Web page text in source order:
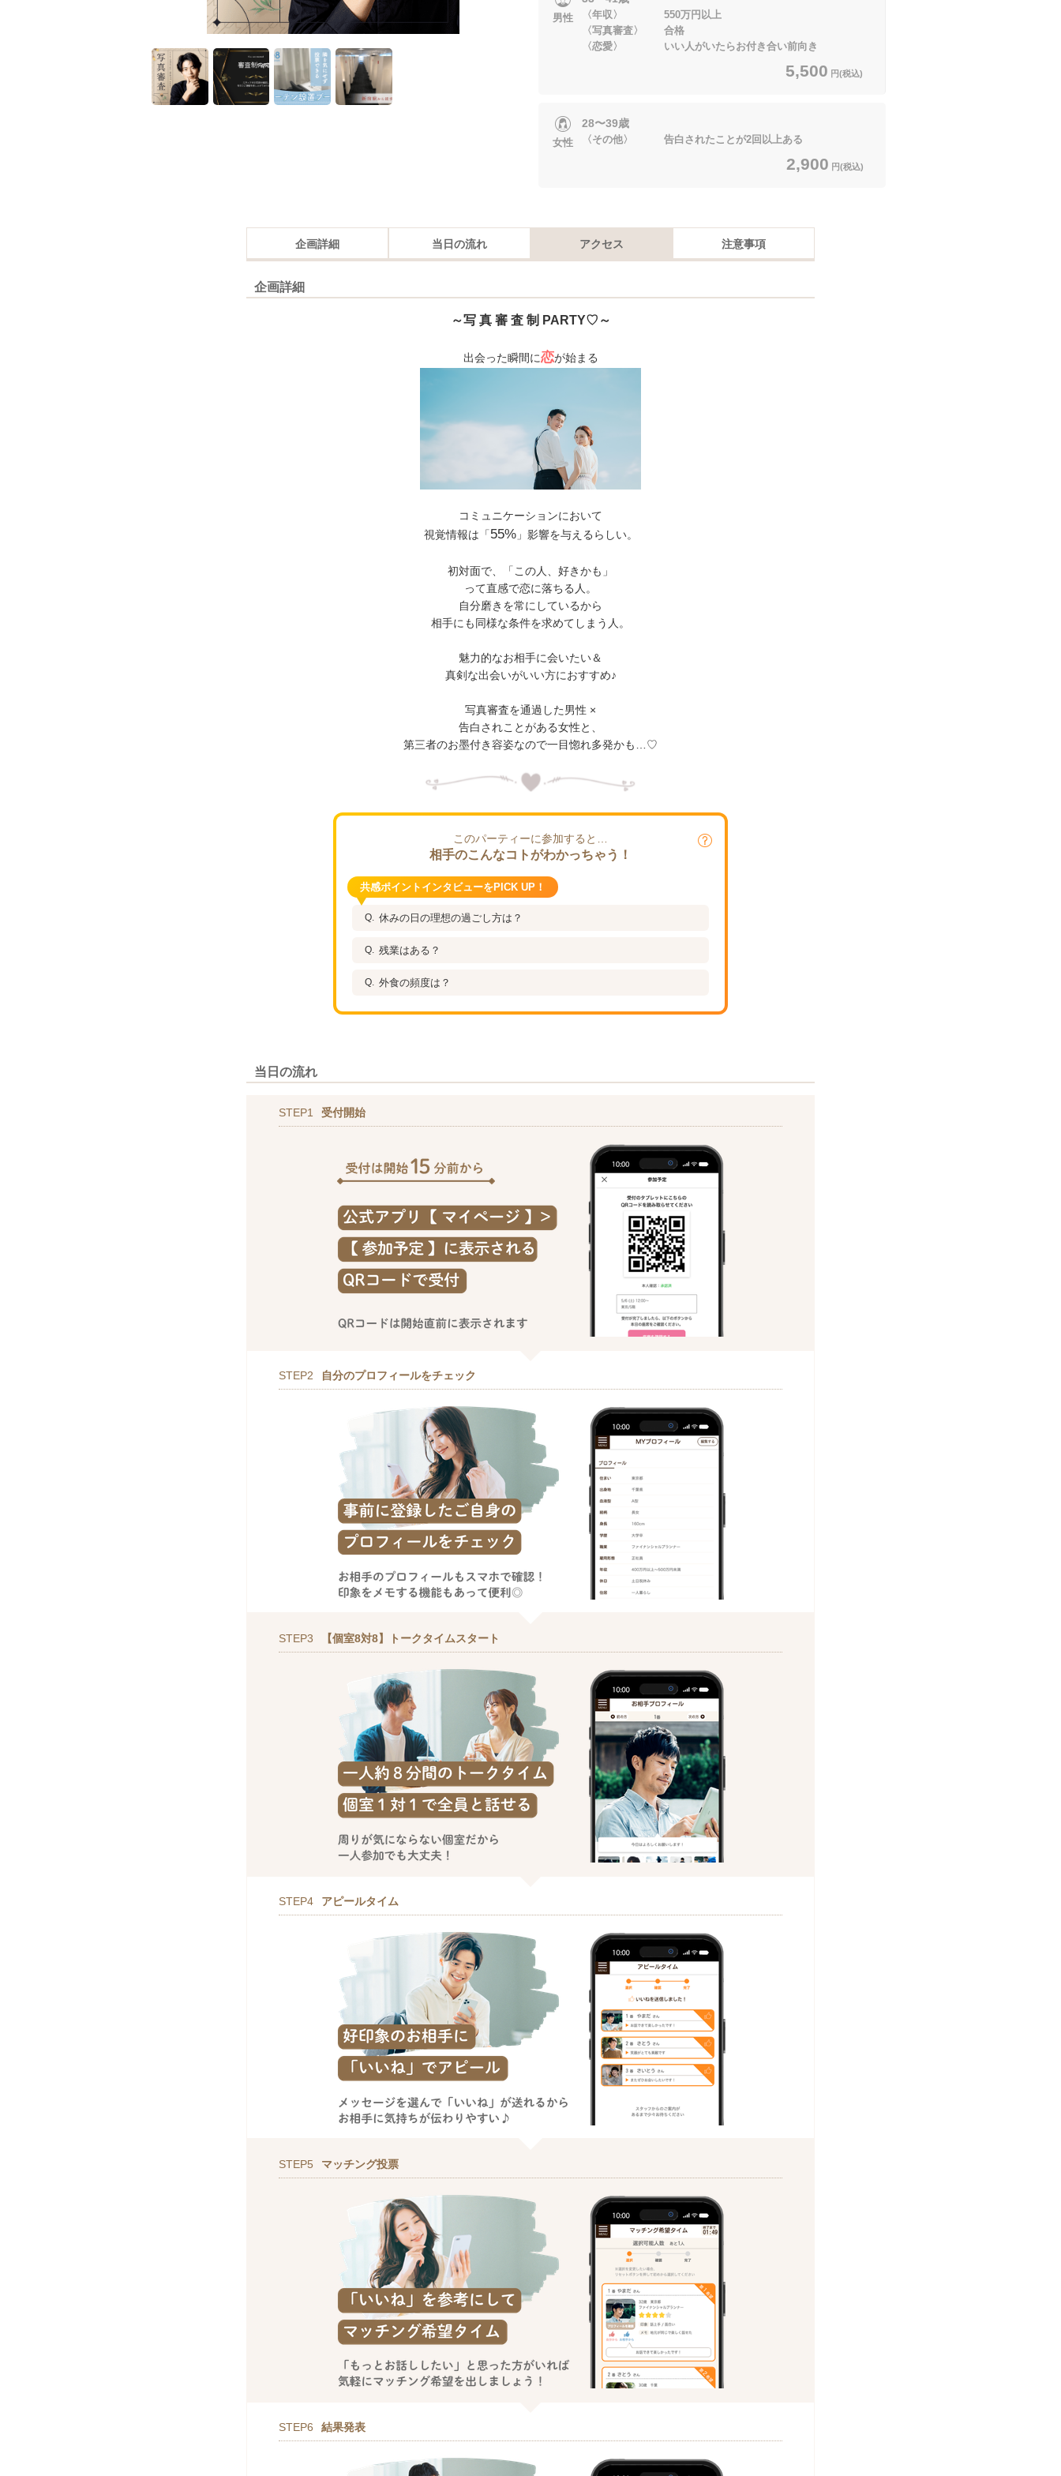
男性
〈年収〉 550万円以上
〈写真審査〉 合格
〈恋愛〉 いい人がいたらお付き合い前向き
5,500 円(税込)
女性
28〜39歳
〈その他〉 告白されたことが2回以上ある
2,900 円(税込)
企画詳細 当日の流れ アクセス 注意事項
企画詳細
～写 真 審 査 制 PARTY♡～
出会った瞬間に恋が始まる
コミュニケーションにおいて
視覚情報は「55%」影響を与えるらしい。
初対面で、「この人、好きかも」
って直感で恋に落ちる人。
自分磨きを常にしているから
相手にも同様な条件を求めてしまう人。
魅力的なお相手に会いたい＆
真剣な出会いがいい方におすすめ♪
写真審査を通過した男性 ×
告白されことがある女性と、
第三者のお墨付き容姿なので一目惚れ多発かも…♡
このパーティーに参加すると…
相手のこんなコトがわかっちゃう！
共感ポイントインタビューをPICK UP！
休みの日の理想の過ごし方は？
残業はある？
外食の頻度は？
当日の流れ
STEP1 受付開始
STEP2 自分のプロフィールをチェック
STEP3 【個室8対8】トークタイムスタート
STEP4 アピールタイム
STEP5 マッチング投票
STEP6 結果発表